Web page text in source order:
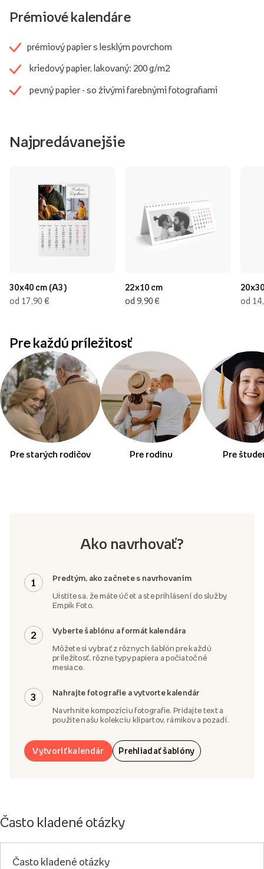
Prémiové kalendáre
prémiový papier s lesklým povrchom
kriedový papier, lakovaný: 200 g/m2
pevný papier - so živými farebnými fotografiami
Najpredávanejšie
30x40 cm (A3)
od 17,90 €
22x10 cm
od 9,90 €
od
Pre každú príležitosť
Pre starých rodičov Pre rodinu Pre
Ako navrhovať?
1 Predtým, ako začnete s navrhovaním
Uistite sa, že máte účet a ste prihlásení do služby
Empik Foto.
2 Vyberte šablónu a formát kalendára
Môžete si vybrať z rôznych šablón pre každú
príležitosť, rôzne typy papiera a počiatočné
mesiace.
3 Nahrajte fotografie a vytvorte kalendár
Navrhnite kompozíciu fotografie. Pridajte text a
použite našu kolekciu klipartov, rámikov a pozadí.
Vytvoriť kalendár Prehliadať šablóny
Často kladené otázky
Často kladené otázky